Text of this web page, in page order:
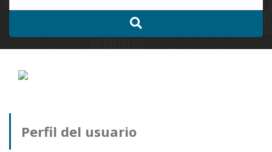
Perfil del usuario